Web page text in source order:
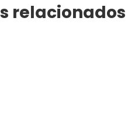
relacionados